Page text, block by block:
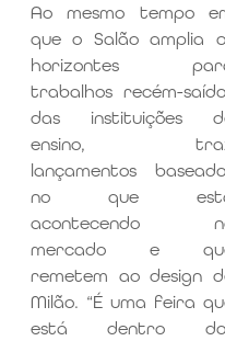
Ao mesmo tempo
que o Salão amplia
horizontes
trabalhos recém-
das instituições
ensino,
lançamentos
no que
acontecendo
mercado e
remetem ao design
Milão. “É uma feira
está dentro